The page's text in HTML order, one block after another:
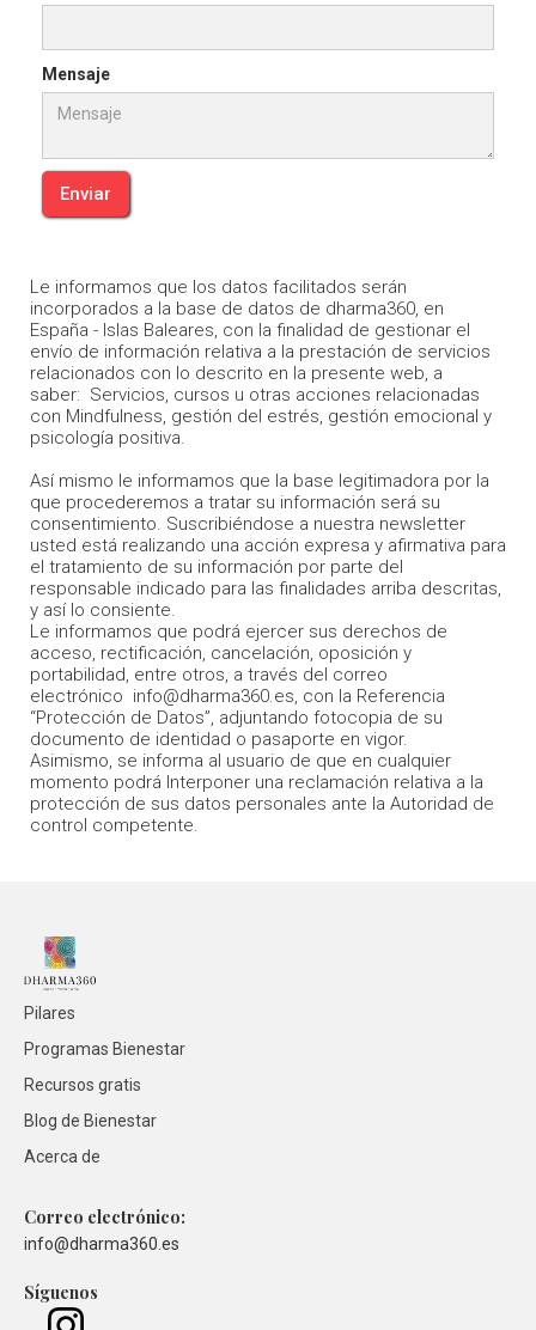
Mensaje
Le informamos que los datos facilitados serán
incorporados a la base de datos de dharma360, en
España - Islas Baleares, con la finalidad de gestionar el
envío de información relativa a la prestación de servicios
relacionados con lo descrito en la presente web, a
saber: Servicios, cursos u otras acciones relacionadas
con Mindfulness, gestión del estrés, gestión emocional y
psicología positiva.
Así mismo le informamos que la base legitimadora por la
que procederemos a tratar su información será su
consentimiento. Suscribiéndose a nuestra newsletter
usted está realizando una acción expresa y afirmativa para
el tratamiento de su información por parte del
responsable indicado para las finalidades arriba descritas,
y así lo consiente.
Le informamos que podrá ejercer sus derechos de
acceso, rectificación, cancelación, oposición y
portabilidad, entre otros, a través del correo
electrónico info@dharma360.es, con la Referencia
“Protección de Datos”, adjuntando fotocopia de su
documento de identidad o pasaporte en vigor.
Asimismo, se informa al usuario de que en cualquier
momento podrá Interponer una reclamación relativa a la
protección de sus datos personales ante la Autoridad de
control competente.
Pilares
Programas Bienestar
Recursos gratis
Blog de Bienestar
Acerca de
Correo electrónico:
info@dharma360.es
Síguenos